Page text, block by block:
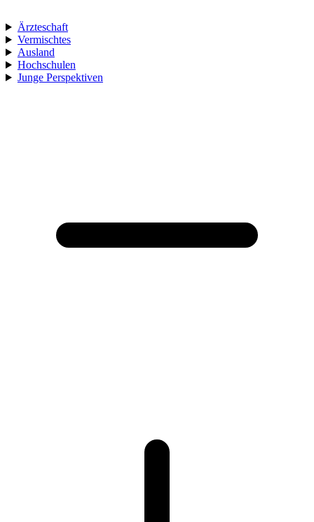
Ärzteschaft
Vermischtes
Ausland
Hochschulen
Junge Perspektiven